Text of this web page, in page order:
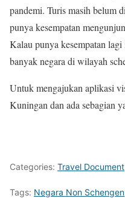
pandemi. Turis masih belum
punya kesempatan
Kalau punya kesempatan
banyak negara di wilayah
Untuk mengajukan aplikasi
Kuningan dan ada sebagian
Categories: Travel Document
Tags: Negara Non Schengen